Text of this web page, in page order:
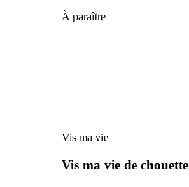
À paraître
Vis ma vie
Vis ma vie de chouette